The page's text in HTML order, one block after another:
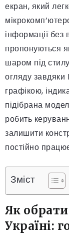
екран, який
інформації без
пропонуються
шаром під
огляду завдяки
графікою,
підібрана
робить
залишити
постійно
Зміст
Як
Україні: